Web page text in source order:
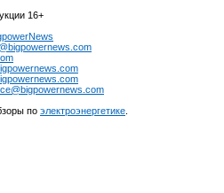
16+
по электроэнергетике